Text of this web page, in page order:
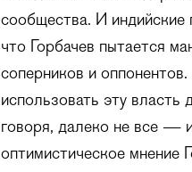
сообщества. И индийские
что Горбачев пытается
соперников и
использовать эту власть
говоря, далеко не все —
оптимистическое мнение